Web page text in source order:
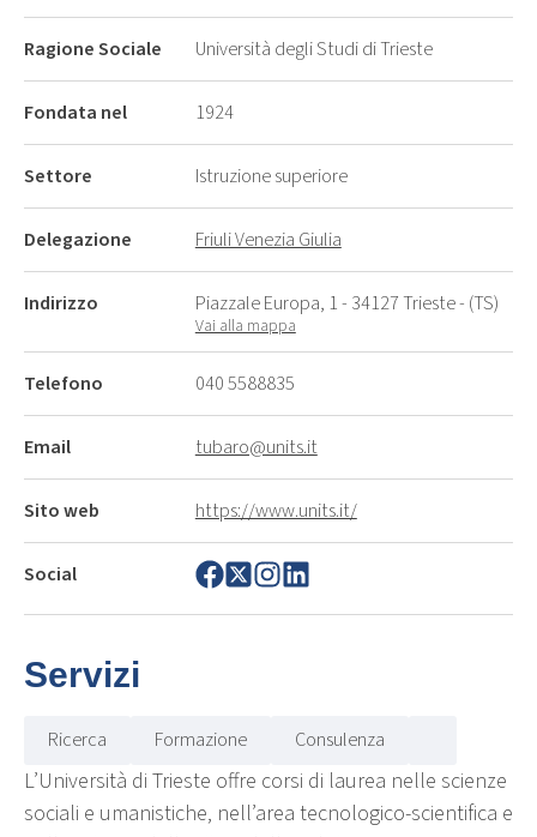
Ragione Sociale Università degli Studi di Trieste
Fondata nel 1924
Settore Istruzione superiore
Delegazione Friuli Venezia Giulia
Indirizzo Piazzale Europa, 1 - 34127 Trieste - (TS)
Vai alla mappa
Telefono 040 5588835
Email tubaro@units.it
Sito web https://www.units.it/
Social
Servizi
Ricerca Formazione Consulenza
L’Università di Trieste offre corsi di laurea nelle scienze
sociali e umanistiche, nell’area tecnologico-scientifica e